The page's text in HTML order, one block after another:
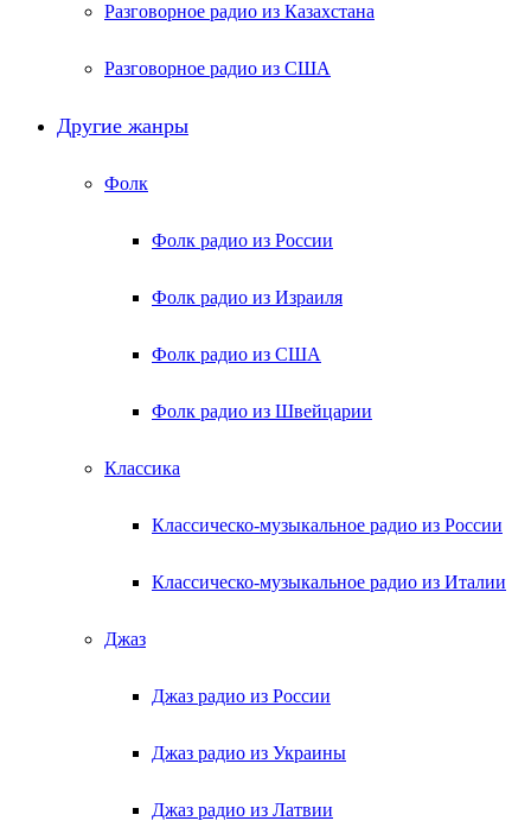
Разговорное радио из Казахстана
Разговорное радио из США
Другие жанры
Фолк
Фолк радио из России
Фолк радио из Израиля
Фолк радио из США
Фолк радио из Швейцарии
Классика
Классическо-музыкальное радио из России
Классическо-музыкальное радио из Италии
Джаз
Джаз радио из России
Джаз радио из Украины
Джаз радио из Латвии